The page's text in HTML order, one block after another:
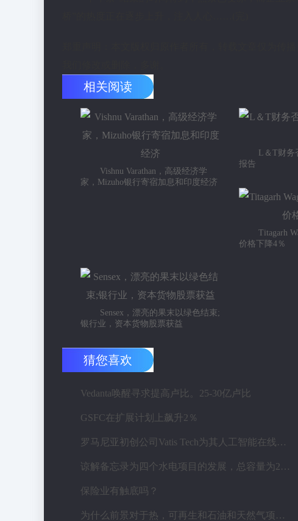
相关阅读
Vishnu Varathan，高级经济学
家，Mizuho银行寄宿加息和印度经济
L＆T财务
报告
Titagarh
价格下降4％
Sensex，漂亮的果末以绿色结束;
银行业，资本货物股票获益
猜您喜欢
Vedanta唤醒寻求提高卢比。25-30亿卢比
GSFC在扩展计划上飙升2％
罗马尼亚初创公司Vatis Tech为其人工智能在线语音识别平台筹集了20万欧元
谅解备忘录为四个水电项目的发展，总容量为293兆瓦
保险业有触底吗？
为什么前景对于热，可再生和石油和天然气项目稳定？